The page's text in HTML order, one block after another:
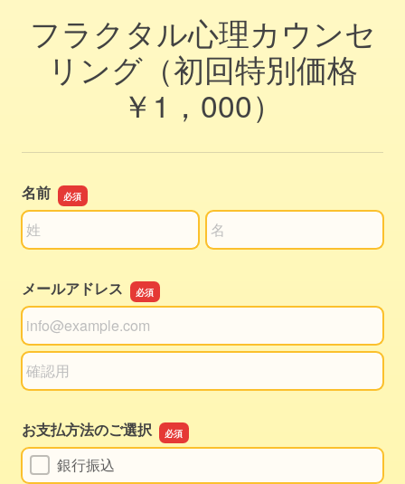
フラクタル心理カウンセ
リング（初回特別価格
￥1，000）
名前
名前の姓
名前の名
メールアドレス
メールアドレス
メールアドレスの確認用
お支払方法のご選択
銀行振込